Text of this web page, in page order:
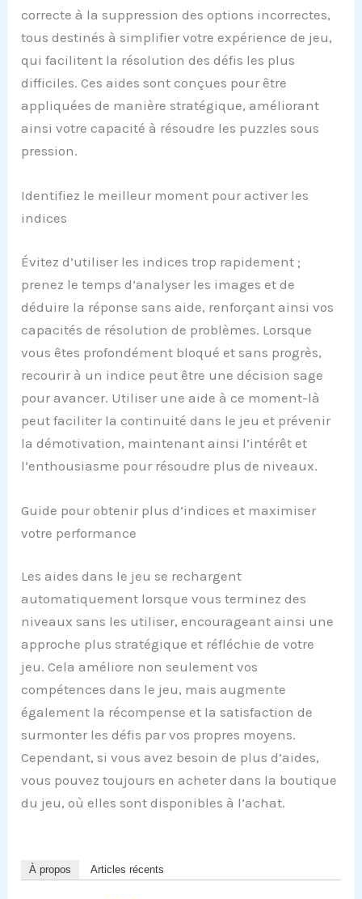
correcte à la suppression des options incorrectes,
tous destinés à simplifier votre expérience de jeu,
qui facilitent la résolution des défis les plus
difficiles. Ces aides sont conçues pour être
appliquées de manière stratégique, améliorant
ainsi votre capacité à résoudre les puzzles sous
pression.
Identifiez le meilleur moment pour activer les
indices
Évitez d’utiliser les indices trop rapidement ;
prenez le temps d’analyser les images et de
déduire la réponse sans aide, renforçant ainsi vos
capacités de résolution de problèmes. Lorsque
vous êtes profondément bloqué et sans progrès,
recourir à un indice peut être une décision sage
pour avancer. Utiliser une aide à ce moment-là
peut faciliter la continuité dans le jeu et prévenir
la démotivation, maintenant ainsi l’intérêt et
l’enthousiasme pour résoudre plus de niveaux.
Guide pour obtenir plus d’indices et maximiser
votre performance
Les aides dans le jeu se rechargent
automatiquement lorsque vous terminez des
niveaux sans les utiliser, encourageant ainsi une
approche plus stratégique et réfléchie de votre
jeu. Cela améliore non seulement vos
compétences dans le jeu, mais augmente
également la récompense et la satisfaction de
surmonter les défis par vos propres moyens.
Cependant, si vous avez besoin de plus d’aides,
vous pouvez toujours en acheter dans la boutique
du jeu, où elles sont disponibles à l’achat.
À propos Articles récents